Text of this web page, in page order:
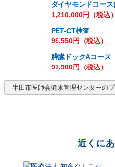
ダイヤモンドコース
1,210,000円（税込）
PET-CT検査
99,550円（税込）
膵臓ドックAコース
97,900円（税込）
半田市医師会健康管理センターの
近くに